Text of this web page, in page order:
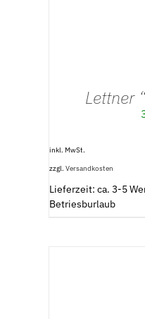
Lettner
inkl. MwSt.
zzgl. Versandkosten
Lieferzeit: ca. 3-5
Betriesburlaub